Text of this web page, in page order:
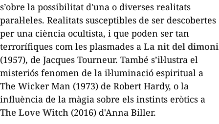
s’obre la possibilitat d'una o diverses realitats
paral·leles. Realitats susceptibles de ser descobertes
per una ciència ocultista, i que poden ser tan
terrorífiques com les plasmades a La nit del dimoni
(1957), de Jacques Tourneur. També s’il·lustra el
misteriós fenomen de la il·luminació espiritual a
The Wicker Man (1973) de Robert Hardy, o la
influència de la màgia sobre els instints eròtics a
The Love Witch (2016) d'Anna Biller.